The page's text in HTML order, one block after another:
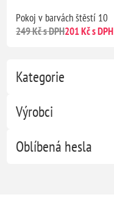
Kategorie
Výrobci
Oblíbená hesla
Pokoj v barvách štěstí 10
249 Kč s DPH201 Kč s DPH